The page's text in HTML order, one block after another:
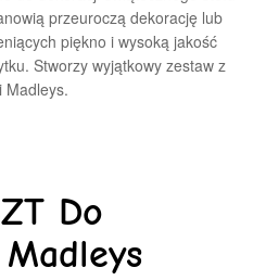
przeuroczą dekorację lub
piękno i wysoką jakość
Stworzy wyjątkowy zestaw z
Madleys.
Do